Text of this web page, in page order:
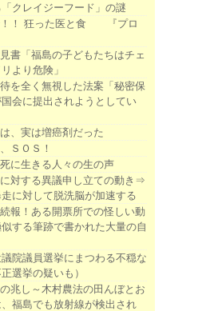
クレイジーフード」の謎
！！ 狂った医と食 『プロ
書「福島の子どもたちはチェ
より危険」
を全く無視した法案「秘密保
会に提出されようとしてい
、実は増癌剤だった
ＳＯＳ！
に生きる人々の生の声
対する異議申し立ての動き⇒
に対して脱洗脳が加速する
報！ある開票所での怪しい動
する筆跡で書かれた大量の自
院議員選挙にまつわる不穏な
選挙の疑いも）
兆し～木村農法の田んぼとお
福島でも放射線が検出され